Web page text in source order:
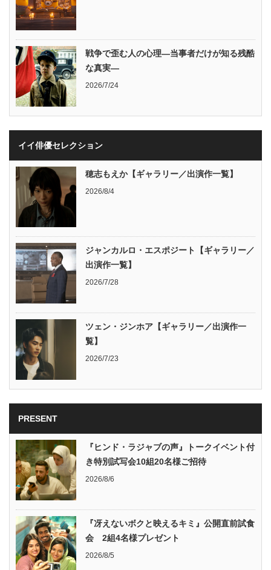
戦争で歪む人の心理―当事者だけが知る残酷
な真実―
2026/7/24
イイ俳優セレクション
穂志もえか【ギャラリー／出演作一覧】
2026/8/4
ジャンカルロ・エスポジート【ギャラリー／
出演作一覧】
2026/7/28
ツェン・ジンホア【ギャラリー／出演作一
覧】
2026/7/23
PRESENT
『ヒンド・ラジャブの声』トークイベント付
き特別試写会10組20名様ご招待
2026/8/6
『冴えないボクと映えるキミ』公開直前試食
会 2組4名様プレゼント
2026/8/5